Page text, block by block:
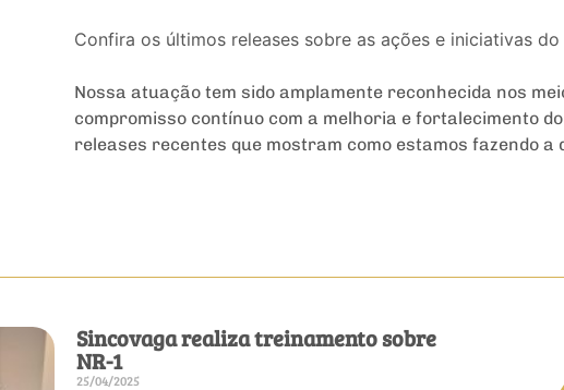
Confira os últimos releases sobre as ações e iniciativas
Nossa atuação tem sido amplamente reconhecida nos
compromisso contínuo com a melhoria e fortalecimento
releases recentes que mostram como estamos fazendo a
Sincovaga realiza treinamento sobre
NR-1
25/04/2025